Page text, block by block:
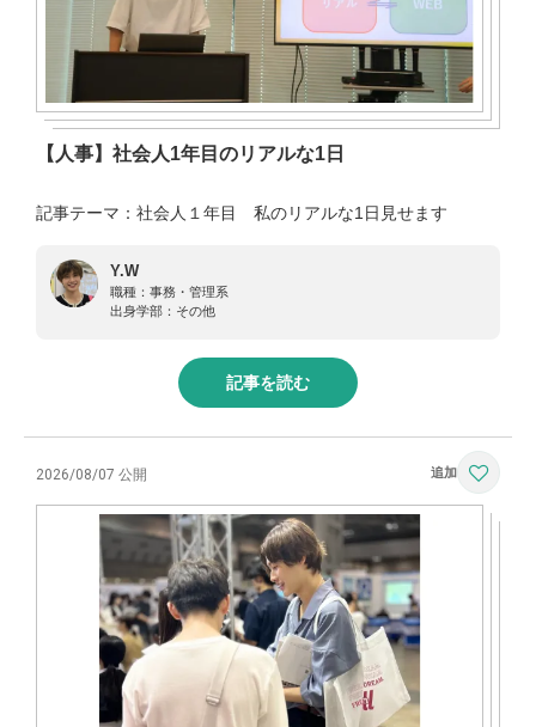
【人事】社会人1年目のリアルな1日
記事テーマ：社会人１年目 私のリアルな1日見せます
Y.W
職種： 事務・管理系
出身学部： その他
記事を読む
2026/08/07 公開